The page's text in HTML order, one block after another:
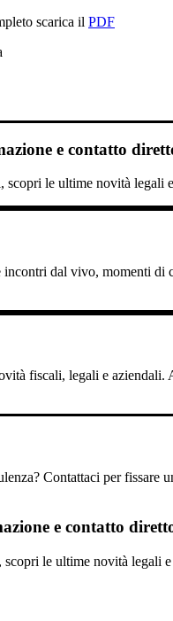
scarica il PDF
e contatto
scopri le ultime novità legali
dal vivo, momenti di
fiscali, legali e
Contattaci per fissare
e contatto
scopri le ultime novità legali